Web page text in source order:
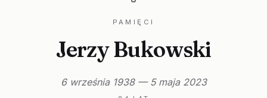
PAMIĘCI
Jerzy Bukowski
6 września 1938 — 5 maja 2023